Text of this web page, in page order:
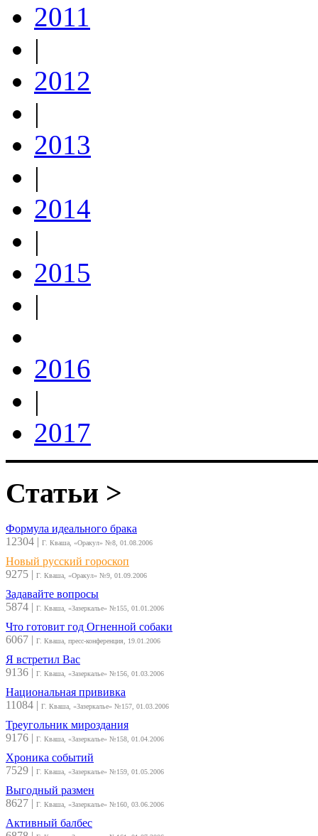
2011
|
2012
|
2013
|
2014
|
2015
|
2016
|
2017
Статьи >
Формула идеального брака
12304 | Г. Кваша, «Оракул» №8, 01.08.2006
Новый русский гороскоп
9275 | Г. Кваша, «Оракул» №9, 01.09.2006
Задавайте вопросы
5874 | Г. Кваша, «Зазеркалье» №155, 01.01.2006
Что готовит год Огненной собаки
6067 | Г. Кваша, пресс-конференция, 19.01.2006
Я встретил Вас
9136 | Г. Кваша, «Зазеркалье» №156, 01.03.2006
Национальная прививка
11084 | Г. Кваша, «Зазеркалье» №157, 01.03.2006
Треугольник мироздания
9176 | Г. Кваша, «Зазеркалье» №158, 01.04.2006
Хроника событий
7529 | Г. Кваша, «Зазеркалье» №159, 01.05.2006
Выгодный размен
8627 | Г. Кваша, «Зазеркалье» №160, 03.06.2006
Активный балбес